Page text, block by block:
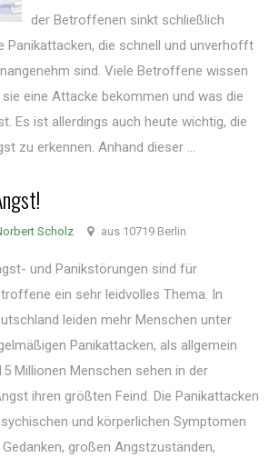
der Betroffenen sinkt schließlich
Panikattacken, die schnell und unverhofft
sind. Viele Betroffene wissen
eine Attacke bekommen und was die
Es ist allerdings auch heute wichtig, die
zu erkennen. Anhand dieser ...
Scholz aus 10719 Berlin
und Panikstörungen sind für
ein sehr leidvolles Thema. In
leiden mehr Menschen unter
Panikattacken, als allgemein
Millionen Menschen sehen in der
ihren größten Feind. Die Panikattacken
und körperlichen Symptomen
großen Angstzuständen,